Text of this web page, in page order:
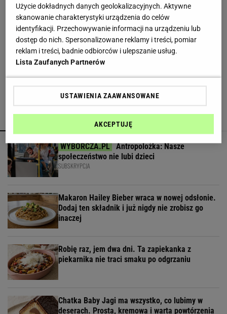
Lepsze od cannoli i tiramisu? Wlej szklankę i
wymieszaj
Nie sernik, nie blok czekoladowy. Chatka Baby
Jagi robi robotę
Antropolożka: Nasze
społeczeństwo nie lubi dzieci
SUBSKRYPCJA
Makaron Hailey Bieber wraca w nowej odsłonie.
Dodaj ten składnik i już nigdy nie zrobisz go
inaczej
Robię raz, jem dwa dni. Ta zapiekanka z
piekarnika nie traci smaku po odgrzaniu
Chatka Baby Jagi ma wszystko, co lubimy w
deserach. Prosta, kremowa i warta powtórzenia
Użycie dokładnych danych geolokalizacyjnych. Aktywne
skanowanie charakterystyki urządzenia do celów
identyfikacji. Przechowywanie informacji na urządzeniu lub
dostęp do nich. Spersonalizowane reklamy i treści, pomiar
reklam i treści, badnie odbiorców i ulepszanie usług.
Lista Zaufanych Partnerów
USTAWIENIA ZAAWANSOWANE
AKCEPTUJĘ